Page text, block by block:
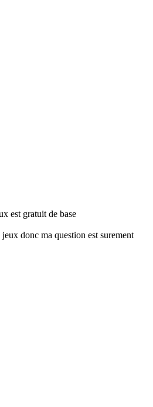
est gratuit de base
donc ma question est surement